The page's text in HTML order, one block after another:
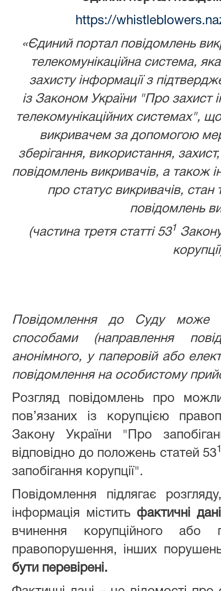
https://
«Єдиний портал повідомлень
телекомунікаційна система,
захисту інформації з
із Законом України"Про захист
телекомунікаційних системах",
викривачем за допомогою
зберігання, використання,
повідомлень викривачів, а також
про статус викривачів, стан
повідомлень
(частина третя статті 531
Повідомлення до Суду може
способами (направлення
анонімного, у паперовій або
повідомлення на особистому
Розгляд повідомлень про
пов’язаних із корупцією
Закону України "Про
відповідно до положень статей 53
запобігання корупції".
Повідомлення підлягає
інформація містить фактичні
вчинення корупційного або
правопорушення, інших
бути перевірені.